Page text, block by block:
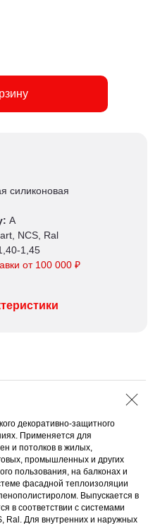
силиконовая
А
NCS, Ral
1,45
от 100 000 ₽
декоративно-защитного
Применяется для
и потолков в жилых,
промышленных и других
пользования, на балконах и
фасадной теплоизоляции
Выпускается в
в соответствии с системами
Ral. Для внутренних и наружных